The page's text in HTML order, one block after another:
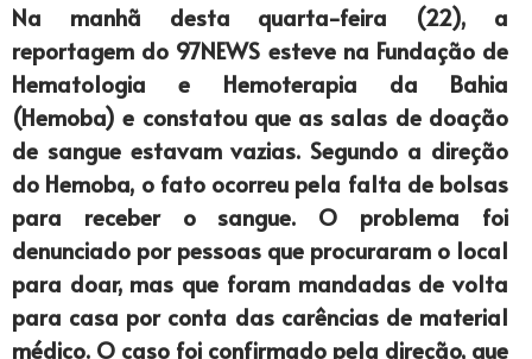
Na manhã desta quarta-feira (22), a
reportagem do 97NEWS esteve na Fundação de
Hematologia e Hemoterapia da Bahia
(Hemoba) e constatou que as salas de doação
de sangue estavam vazias. Segundo a direção
do Hemoba, o fato ocorreu pela falta de bolsas
para receber o sangue. O problema foi
denunciado por pessoas que procuraram o local
para doar, mas que foram mandadas de volta
para casa por conta das carências de material
médico. O caso foi confirmado pela direção, que